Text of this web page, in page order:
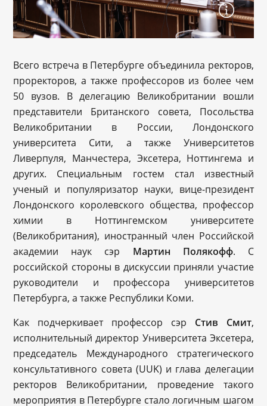
Всего встреча в Петербурге объединила ректоров,
проректоров, а также профессоров из более чем
50 вузов. В делегацию Великобритании вошли
представители Британского совета, Посольства
Великобритании в России, Лондонского
университета Сити, а также Университетов
Ливерпуля, Манчестера, Эксетера, Ноттингема и
других. Специальным гостем стал известный
ученый и популяризатор науки, вице-президент
Лондонского королевского общества, профессор
химии в Ноттингемском университете
(Великобритания), иностранный член Российской
академии наук сэр Мартин Полякофф. С
российской стороны в дискуссии приняли участие
руководители и профессора университетов
Петербурга, а также Республики Коми.
Как подчеркивает профессор сэр Стив Смит,
исполнительный директор Университета Эксетера,
председатель Международного стратегического
консультативного совета (UUK) и глава делегации
ректоров Великобритании, проведение такого
мероприятия в Петербурге стало логичным шагом